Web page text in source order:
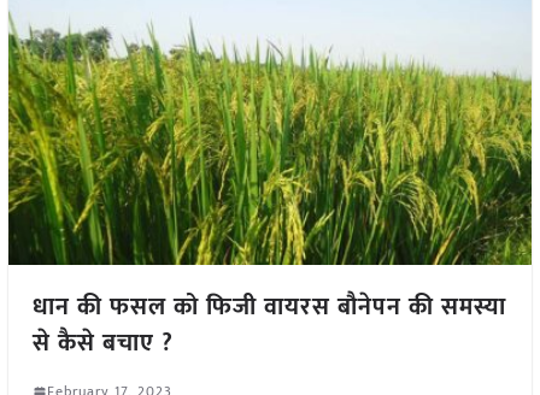
धान की फसल को फिजी वायरस बौनेपन की समस्या
से कैसे बचाए ?